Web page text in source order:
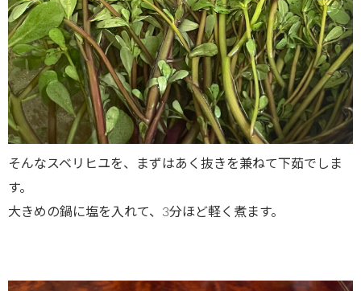
そんなスベリヒユを、まずはあく抜きを兼ねて下茹でしま
す。
大きめの鍋に塩を入れて、3分ほど軽く煮ます。